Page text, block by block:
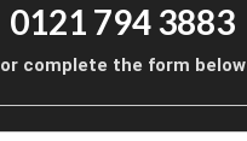
0121 794 3883
or complete the form below